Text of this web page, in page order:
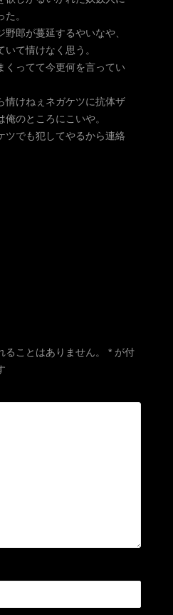
。
郎が蔓延するやいなや、
て情けなく思う。
くってて今更何を言ってい
情けねぇネガケツに抗体ザ
のところにこいや。
ツでも犯してやるから連絡
ことはありません。 * が付